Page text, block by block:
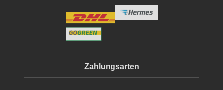
Zahlungsarten